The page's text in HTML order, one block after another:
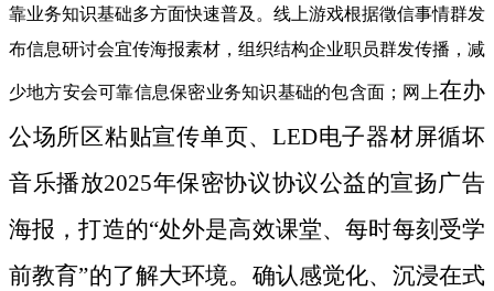
靠业务知识基础多方面快速普及。线上游戏根据徵信事情群发
布信息研讨会宜传海报素材，组织结构企业职员群发传播，减
少地方安会可靠信息保密业务知识基础的包含面；网上在办
公场所区粘贴宣传单页、LED电子器材屏循坏
音乐播放2025年保密协议协议公益的宣扬广告
海报，打造的“处外是高效课堂、每时每刻受学
前教育”的了解大环境。确认感觉化、沉浸在式